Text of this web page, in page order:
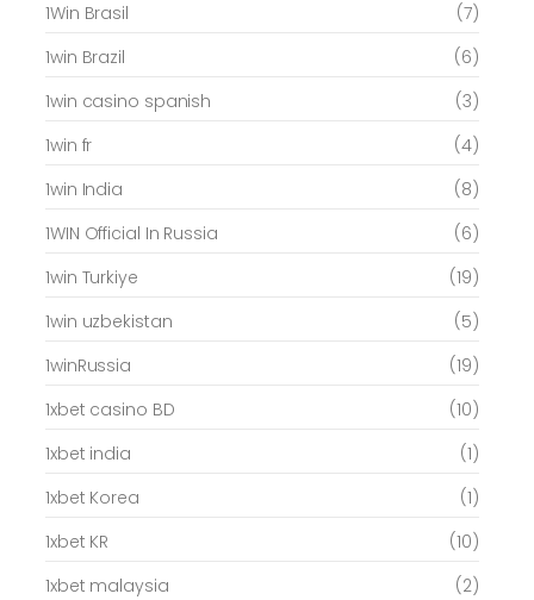
1Win Brasil
(7)
1win Brazil
(6)
1win casino spanish
(3)
1win fr
(4)
1win India
(8)
1WIN Official In Russia
(6)
1win Turkiye
(19)
1win uzbekistan
(5)
1winRussia
(19)
1xbet casino BD
(10)
1xbet india
(1)
1xbet Korea
(1)
1xbet KR
(10)
1xbet malaysia
(2)